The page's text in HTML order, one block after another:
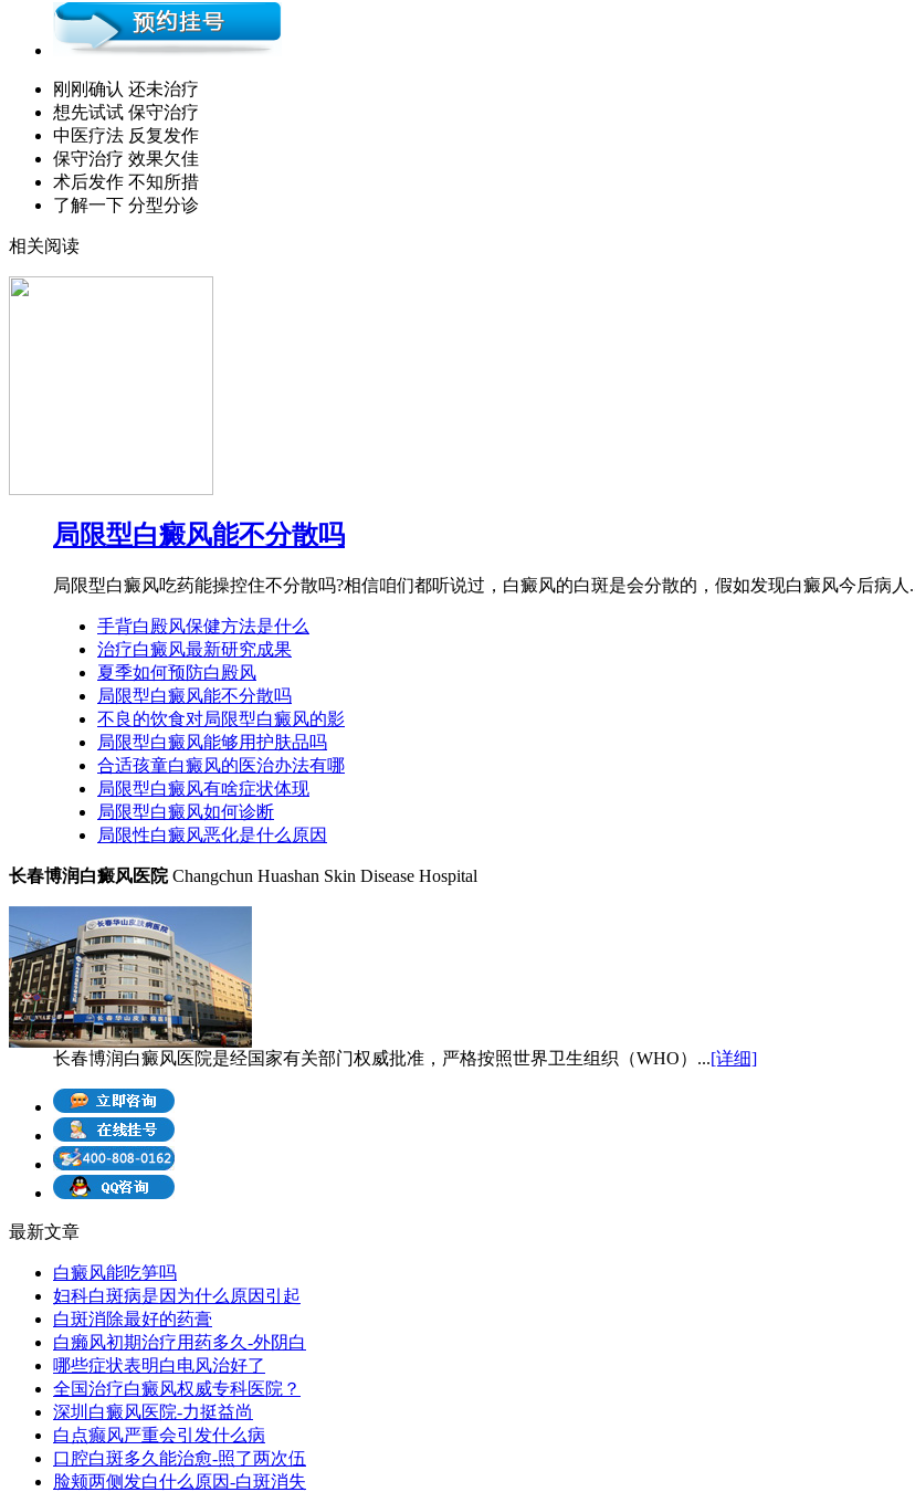
刚刚确认 还未治疗
想先试试 保守治疗
中医疗法 反复发作
保守治疗 效果欠佳
术后发作 不知所措
了解一下 分型分诊
相关阅读
局限型白癜风能不分散吗
局限型白癜风吃药能操控住不分散吗?相信咱们都听说过，白癜风的白斑是会分散的，假如发现白癜风今后病人
手背白殿风保健方法是什么
治疗白癜风最新研究成果
夏季如何预防白殿风
局限型白癜风能不分散吗
不良的饮食对局限型白癜风的影
局限型白癜风能够用护肤品吗
合适孩童白癜风的医治办法有哪
局限型白癜风有啥症状体现
局限型白癜风如何诊断
局限性白癜风恶化是什么原因
长春博润白癜风医院 Changchun Huashan Skin Disease Hospital
长春博润白癜风医院是经国家有关部门权威批准，严格按照世界卫生组织（WHO）...[详细]
最新文章
白癜风能吃笋吗
妇科白斑病是因为什么原因引起
白斑消除最好的药膏
白癞风初期治疗用药多久-外阴白
哪些症状表明白电风治好了
全国治疗白癜风权威专科医院？
深圳白癜风医院-力挺益尚
白点癫风严重会引发什么病
口腔白斑多久能治愈-照了两次伍
脸颊两侧发白什么原因-白斑消失